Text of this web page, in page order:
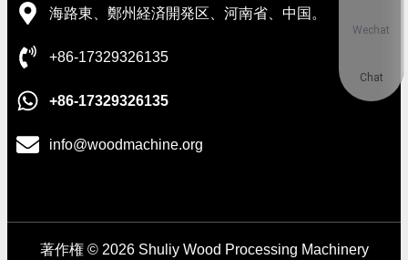
海路東、鄭州経済開発区、河南省、中国。
+86-17329326135
+86-17329326135
info@woodmachine.org
著作権 © 2026 Shuliy Wood Processing Machinery
Wechat
Chat